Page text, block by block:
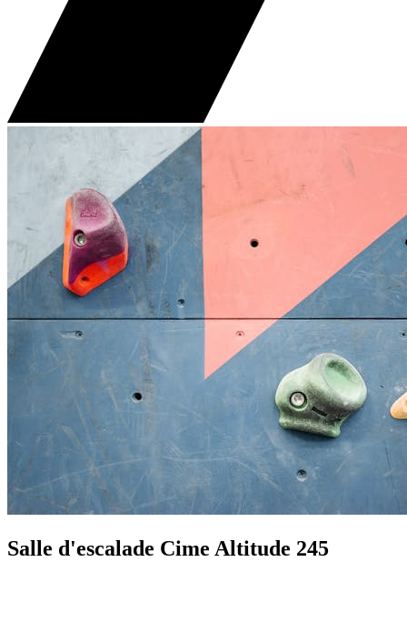
Salle d'escalade Cime Altitude 245